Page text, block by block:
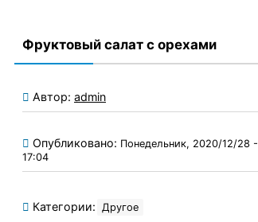
Фруктовый салат с орехами
Автор: admin
Опубликовано: Понедельник, 2020/12/28 -
17:04
Категории: Другое